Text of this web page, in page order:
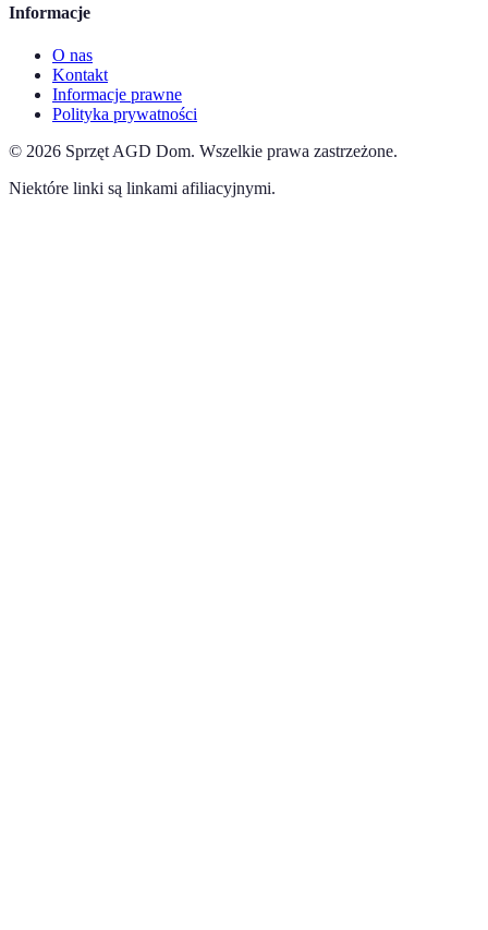
Informacje
O nas
Kontakt
Informacje prawne
Polityka prywatności
© 2026 Sprzęt AGD Dom. Wszelkie prawa zastrzeżone.
Niektóre linki są linkami afiliacyjnymi.